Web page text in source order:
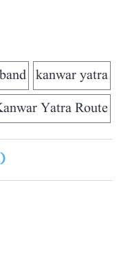
kanwar yatra
Yatra Route